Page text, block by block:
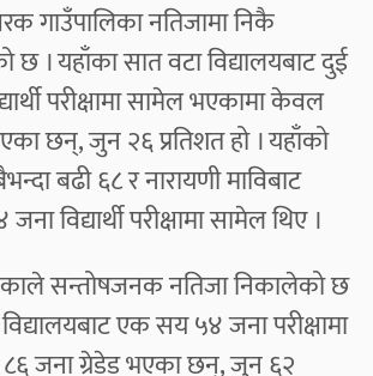
गाउँपालिका नतिजामा निकै
। यहाँका सात वटा विद्यालयबाट दुई
परीक्षामा सामेल भएकामा केवल
छन्, जुन २६ प्रतिशत हो । यहाँको
बढी ६८ र नारायणी माविबाट
विद्यार्थी परीक्षामा सामेल थिए ।
सन्तोषजनक नतिजा निकालेको छ
एक सय ५४ जना परीक्षामा
जना ग्रेडेड भएका छन्, जुन ६२